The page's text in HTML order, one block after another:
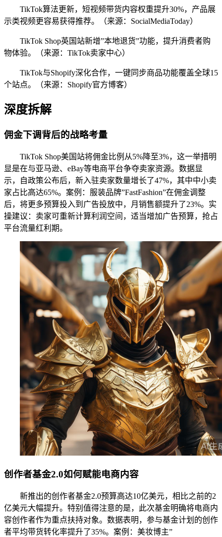
TikTok算法更新，短视频带货内容权重提升30%，产品展
示类视频更容易获得推荐。（来源：SocialMediaToday）
TikTok Shop英国站新增”本地退货”功能，提升消费者购
物体验。（来源：TikTok卖家中心）
TikTok与Shopify深化合作，一键同步商品功能覆盖全球15
个站点。（来源：Shopify官方博客）
深度拆解
佣金下调背后的战略考量
TikTok Shop美国站将佣金比例从5%降至3%，这一举措明
显是在与亚马逊、eBay等电商平台争夺卖家资源。数据显
示，自政策公布后，新入驻卖家数量增长了47%，其中中小卖
家占比高达65%。案例：服装品牌”FastFashion”在佣金调整
后，将更多预算投入到广告投放中，月销售额提升了23%。实
操建议：卖家可重新计算利润空间，适当增加广告预算，抢占
平台流量红利期。
创作者基金2.0如何赋能电商内容
新推出的创作者基金2.0预算高达10亿美元，相比之前的2
亿美元大幅提升。特别值得注意的是，此次基金明确将电商内
容创作者作为重点扶持对象。数据表明，参与基金计划的创作
者平均带货转化率提升了35%。案例：美妆博主”